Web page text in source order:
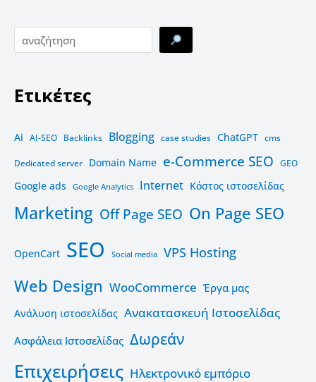
Ετικέτες
Ai AI-SEO Backlinks Blogging case studies ChatGPT cms
Dedicated server Domain Name e-Commerce SEO GEO
Google ads Google Analytics Internet Kόστος ιστοσελίδας
Marketing Off Page SEO On Page SEO
OpenCart SEO Social media VPS Hosting
Web Design WooCommerce Έργα μας
Ανάλυση ιστοσελίδας Ανακατασκευή Ιστοσελίδας
Ασφάλεια Ιστοσελίδας Δωρεάν
Επιχειρήσεις Ηλεκτρονικό εμπόριο